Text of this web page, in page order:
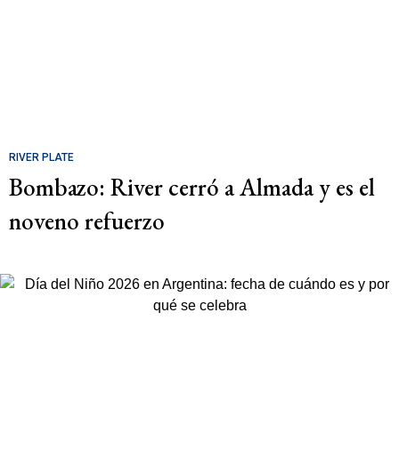
RIVER PLATE
Bombazo: River cerró a Almada y es el
noveno refuerzo